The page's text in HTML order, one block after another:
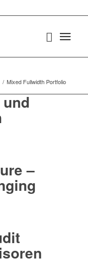
/ Mixed Fullwidth Portfolio
–